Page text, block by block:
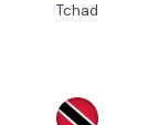
Tchad